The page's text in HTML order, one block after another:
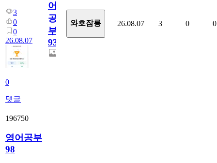
3
0
0
26.08.07
0
댓글
어
공
부
930
와호잠룡 26.08.07 3 0 0
196750
영어공부
98